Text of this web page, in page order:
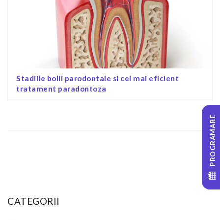
Stadiile bolii parodontale si cel mai eficient
tratament paradontoza
CATEGORII
PROGRAMARE